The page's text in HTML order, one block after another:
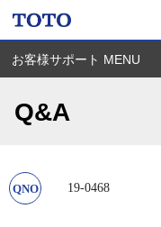
お客様サポート MENU
Q&A
19-0468